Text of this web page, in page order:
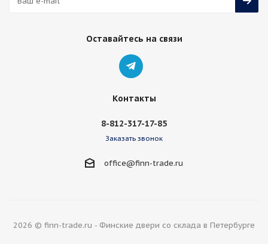
Оставайтесь на связи
Контакты
8-812-317-17-85
Заказать звонок
office@finn-trade.ru
2026 © finn-trade.ru - Финские двери со склада в Петербурге